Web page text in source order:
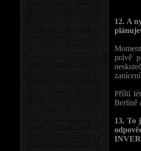
12. A
právě
Příští
Berlíně
13. To